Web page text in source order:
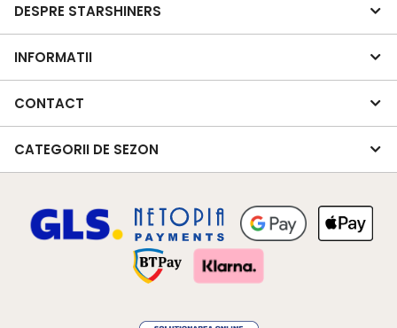
DESPRE STARSHINERS
INFORMATII
CONTACT
CATEGORII DE SEZON